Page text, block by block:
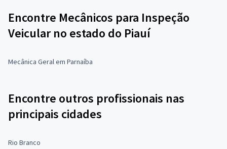
Encontre Mecânicos para Inspeção
Veicular no estado do Piauí
Mecânica Geral em Parnaíba
Encontre outros profissionais nas
principais cidades
Rio Branco